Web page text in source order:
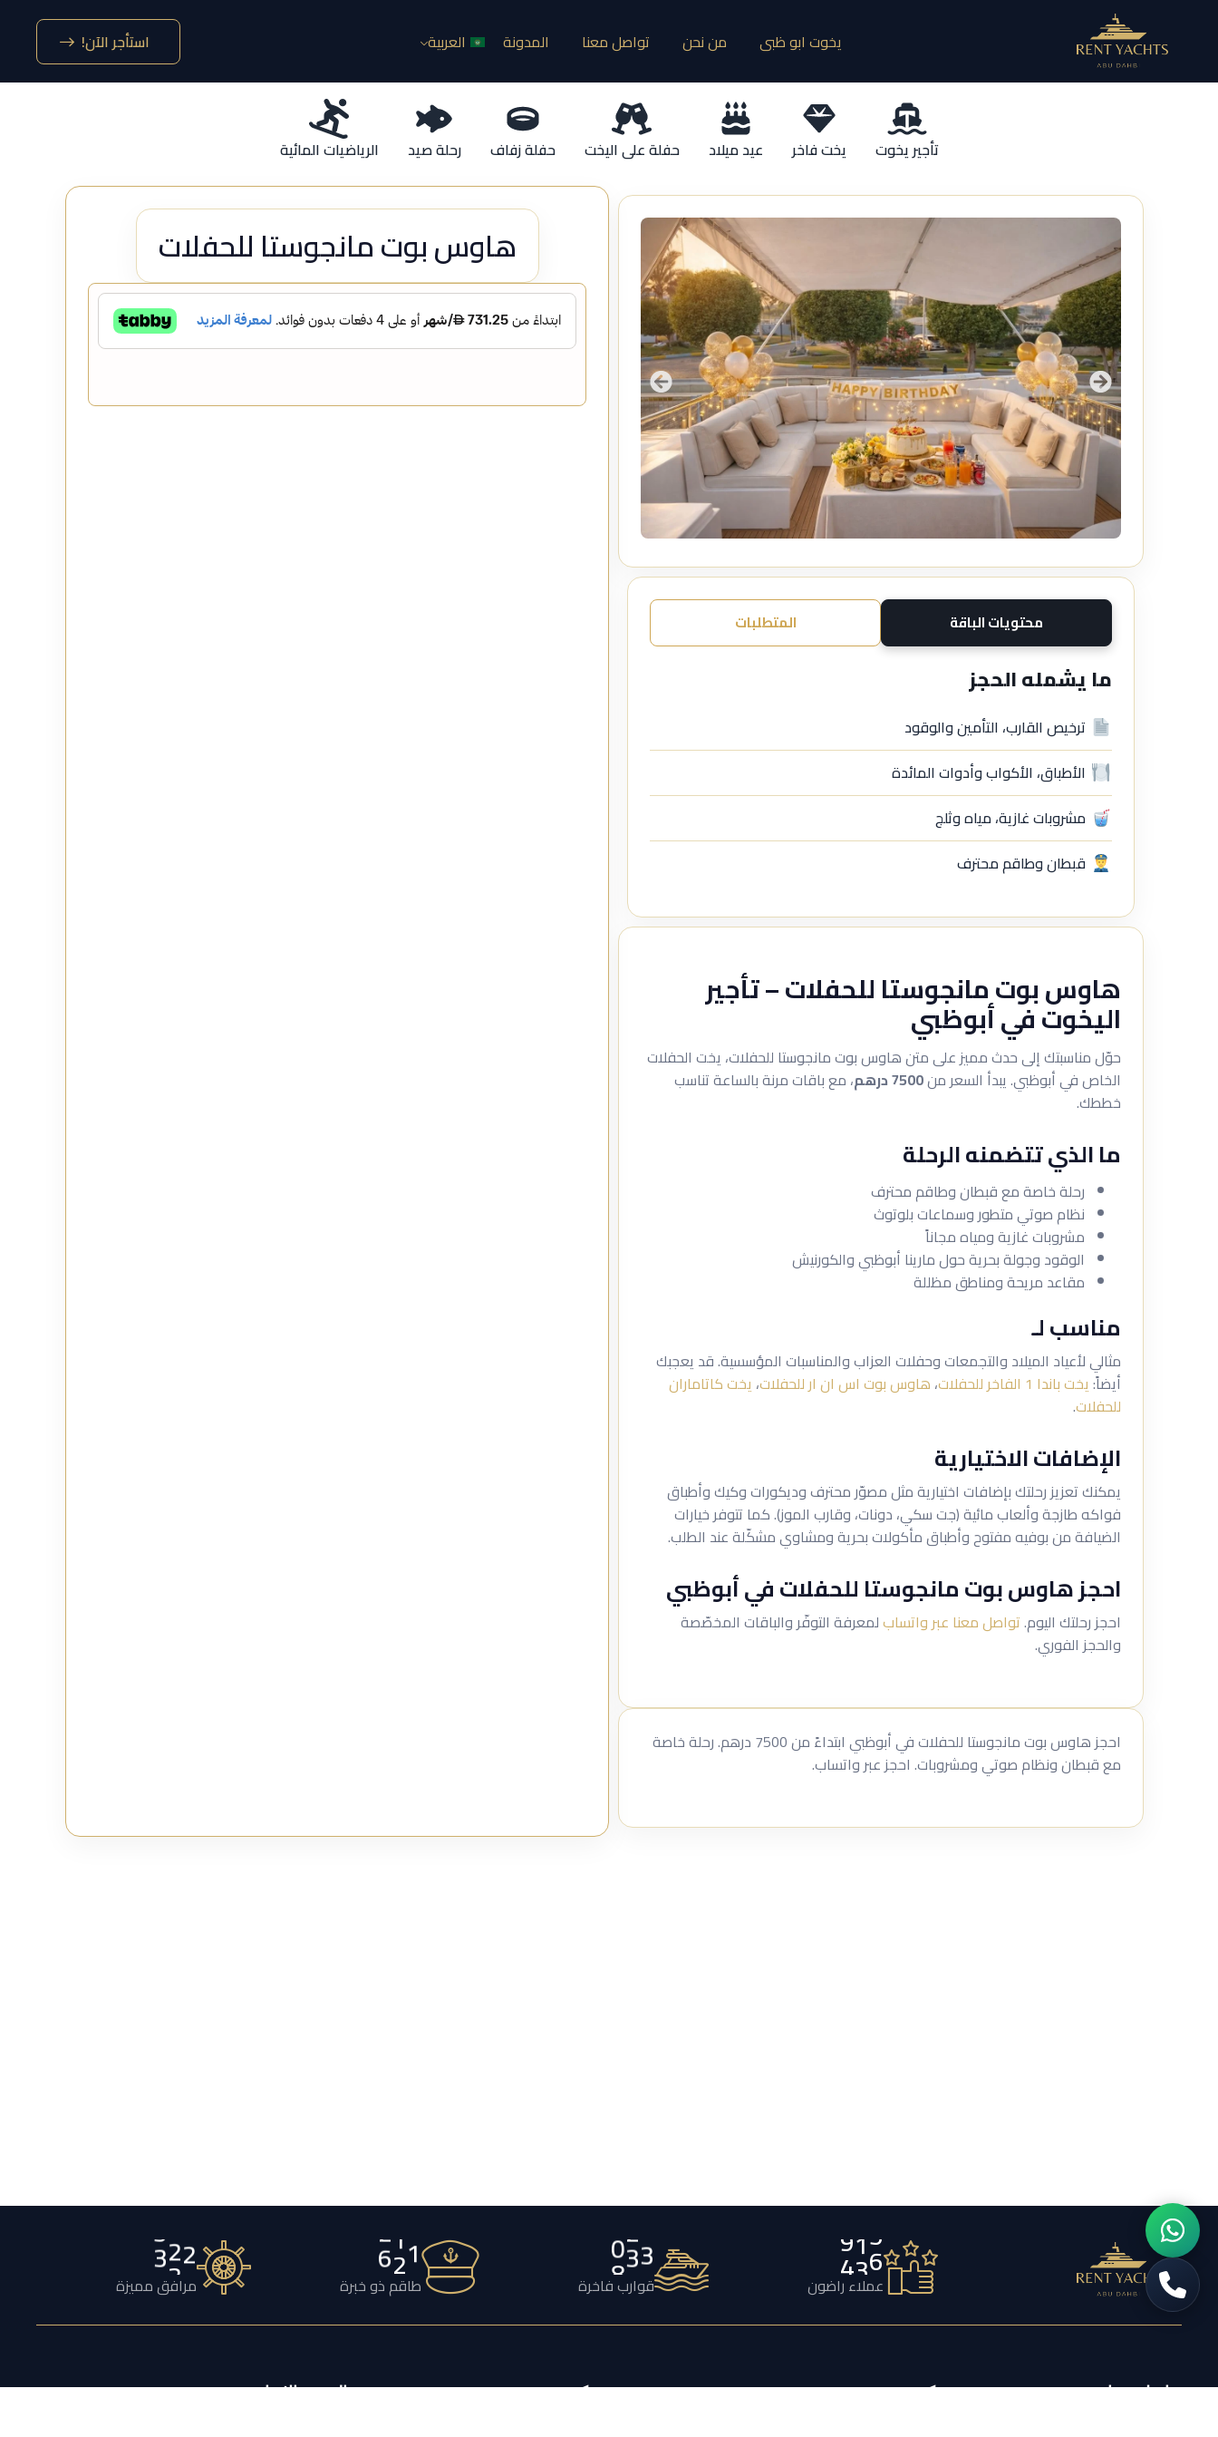
يخوت ابو ظبى من نحن تواصل معنا المدونة العربية استأجر الآن!
تأجير يخوت يخت فاخر عيد ميلاد حفلة على اليخت حفلة زفاف رحلة صيد الرياضيات المائية
محتويات الباقة المتطلبات
ما يشمله الحجز
ترخيص القارب، التأمين والوقود
الأطباق، الأكواب وأدوات المائدة
مشروبات غازية، مياه وثلج
قبطان وطاقم محترف
هاوس بوت مانجوستا للحفلات – تأجير
اليخوت في أبوظبي
حوّل مناسبتك إلى حدث مميز على متن هاوس بوت مانجوستا للحفلات، يخت الحفلات
الخاص في أبوظبي. يبدأ السعر من7500 درهم
، مع باقات مرنة بالساعة تناسب
خططك.
ما الذي تتضمنه الرحلة
رحلة خاصة مع قبطان وطاقم محترف
نظام صوتي متطور وسماعات بلوتوث
مشروبات غازية ومياه مجاناً
الوقود وجولة بحرية حول مارينا أبوظبي والكورنيش
مقاعد مريحة ومناطق مظللة
مناسب لـ
مثالي لأعياد الميلاد والتجمعات وحفلات العزاب والمناسبات المؤسسية. قد يعجبك
أيضاً: يخت باندا 1 الفاخر للحفلات ، هاوس بوت اس ان ار للحفلات، يخت كاتاماران
للحفلات.
الإضافات الاختيارية
يمكنك تعزيز رحلتك بإضافات اختيارية مثل مصوّر محترف وديكورات وكيك وأطباق
فواكه طازجة وألعاب مائية (جت سكي، دونات، وقارب الموز). كما تتوفر خيارات
الضيافة من بوفيه مفتوح وأطباق مأكولات بحرية ومشاوي مشكّلة عند الطلب.
احجز هاوس بوت مانجوستا للحفلات في أبوظبي
احجز رحلتك اليوم.تواصل معنا عبر واتسابلمعرفة التوفّر والباقات المخصّصة
والحجز الفوري.
احجز هاوس بوت مانجوستا للحفلات في أبوظبي ابتداءً من 7500 درهم. رحلة خاصة
مع قبطان ونظام صوتي ومشروبات. احجز عبر واتساب.
هاوس بوت مانجوستا للحفلات
6
5
7
عملاء راضون
3
4
2
قوارب فاخرة
1
2
0
طاقم ذو خبرة
2
3
1
مرافق مميزة
تواصل معنا شركة يكتشف النشرة الإخبارية